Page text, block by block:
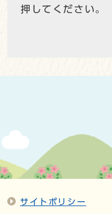
押してください。
サイトポリシー